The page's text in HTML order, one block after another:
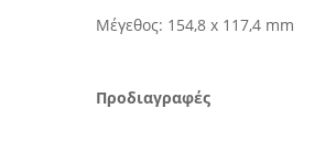
Μέγεθος: 154,8 x 117,4 mm
Προδιαγραφές